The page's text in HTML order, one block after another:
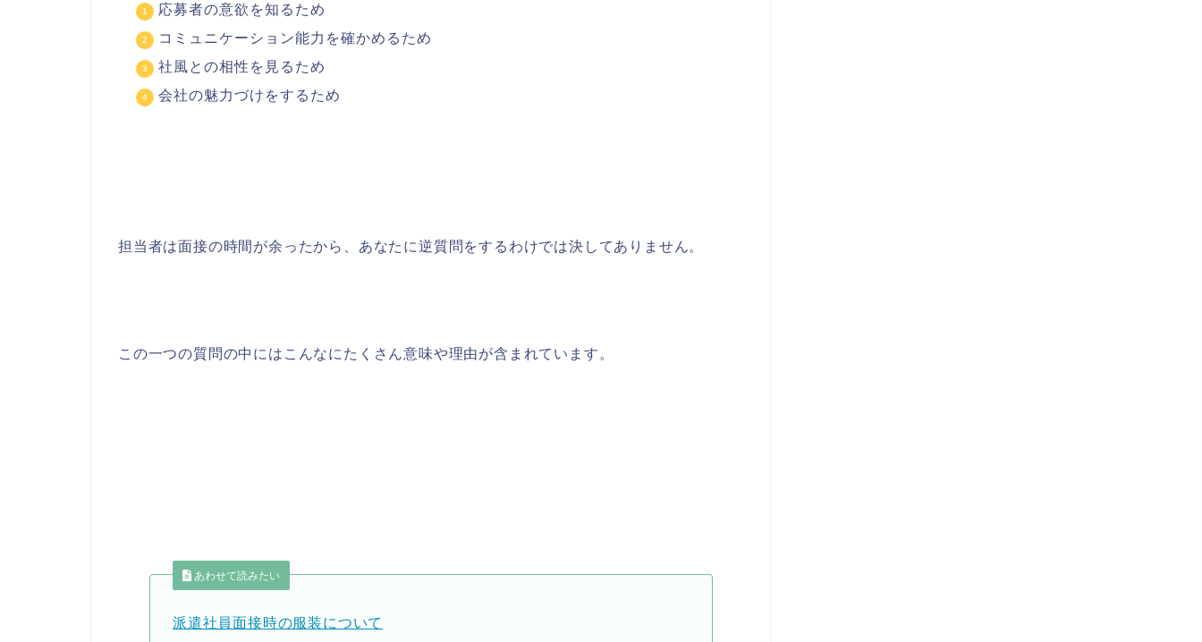
応募者の意欲を知るため
コミュニケーション能力を確かめるため
社風との相性を見るため
会社の魅力づけをするため
担当者は面接の時間が余ったから、あなたに逆質問をするわけでは決してありません。
この一つの質問の中にはこんなにたくさん意味や理由が含まれています。
あわせて読みたい
派遣社員面接時の服装について